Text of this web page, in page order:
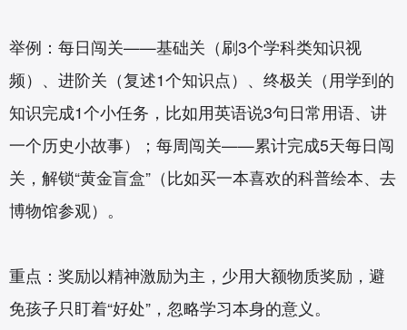
举例：每日闯关——基础关（刷3个学科类知识视
频）、进阶关（复述1个知识点）、终极关（用学到的
知识完成1个小任务，比如用英语说3句日常用语、讲
一个历史小故事）；每周闯关——累计完成5天每日闯
关，解锁“黄金盲盒”（比如买一本喜欢的科普绘本、去
博物馆参观）。
重点：奖励以精神激励为主，少用大额物质奖励，避
免孩子只盯着“好处”，忽略学习本身的意义。